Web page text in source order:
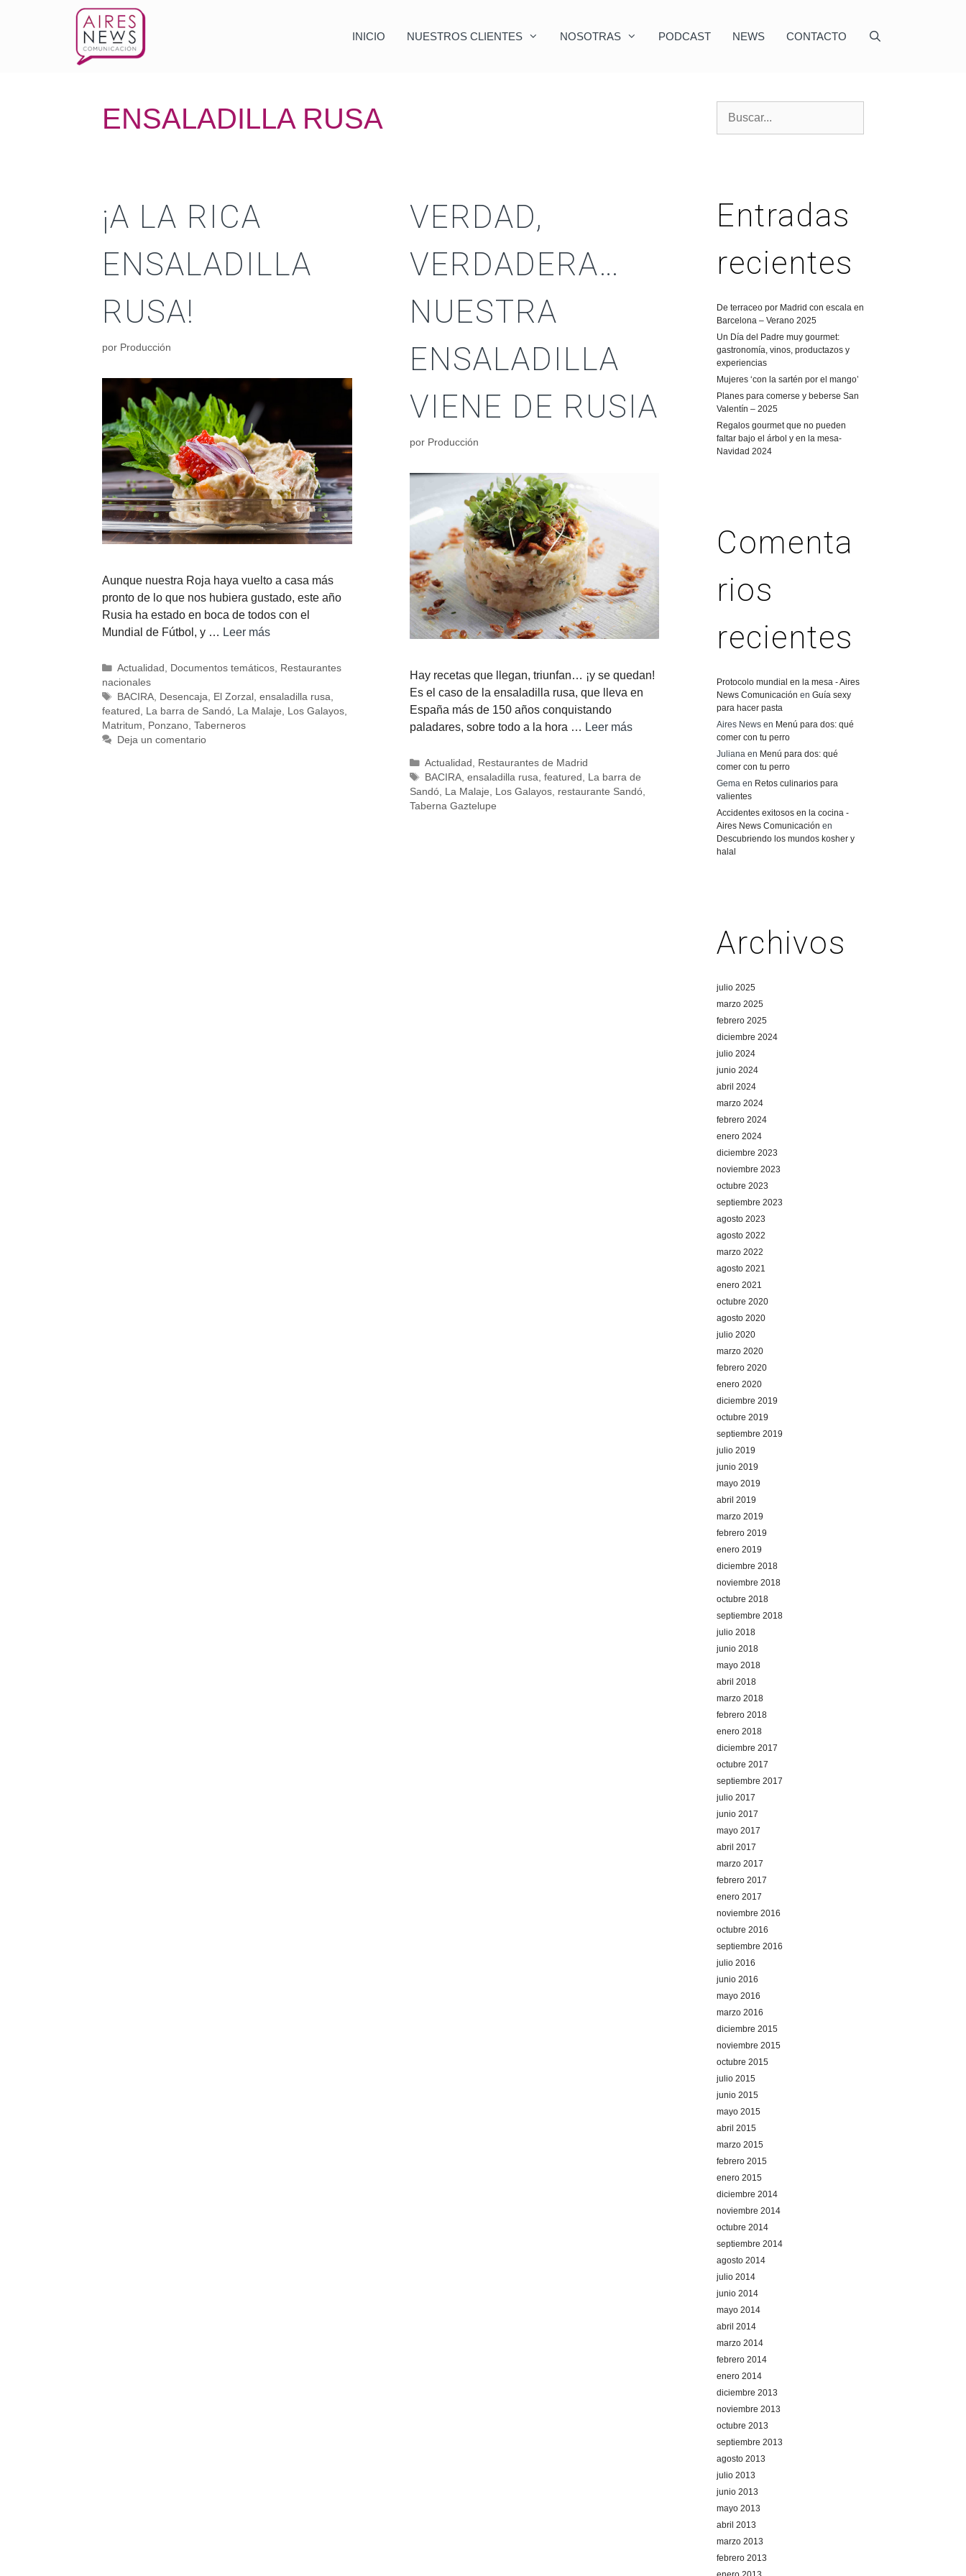
INICIO NUESTROS CLIENTES NOSOTRAS PODCAST NEWS CONTACTO
ENSALADILLA RUSA
¡A LA RICA
ENSALADILLA
RUSA!
por Producción
Aunque nuestra Roja haya vuelto a casa más
pronto de lo que nos hubiera gustado, este año
Rusia ha estado en boca de todos con el
Mundial de Fútbol, y … Leer más
Actualidad Documentos temáticos Restaurantes
nacionales
BACIRA Desencaja El Zorzal ,ensaladilla rusa
featured
La barra de Sandó La Malaje Los Galayos
Matritum
Ponzano Taberneros
Deja un comentario
VERDAD,
VERDADERA…
NUESTRA
ENSALADILLA
VIENE DE RUSIA
por Producción
Hay recetas que llegan, triunfan… ¡y se quedan!
Es el caso de la ensaladilla rusa, que lleva en
España más de 150 años conquistando
paladares, sobre todo a la hora … Leer más
Actualidad
Restaurantes de Madrid
BACIRA, ensaladilla rusa featured
La barra de
Sandó, La Malaje Los Galayos, restaurante Sandó,
Taberna Gaztelupe
Entradas
recientes
De terraceo por Madrid con escala en
Barcelona – Verano 2025
Un Día del Padre muy gourmet:
gastronomía, vinos, productazos y
experiencias
Mujeres ‘con la sartén por el mango’
Planes para comerse y beberse San
Valentín – 2025
Regalos gourmet que no pueden
faltar bajo el árbol y en la mesa-
Navidad 2024
Comenta
rios
recientes
Protocolo mundial en la mesa - Aires
News Comunicación en Guía sexy
para hacer pasta
Aires News en Menú para dos: qué
comer con tu perro
Juliana en Menú para dos: qué
comer con tu perro
Gema en Retos culinarios para
valientes
Accidentes exitosos en la cocina -
Aires News Comunicación en
Descubriendo los mundos kosher y
halal
Archivos
julio 2025
marzo 2025
febrero 2025
diciembre 2024
julio 2024
junio 2024
abril 2024
marzo 2024
febrero 2024
enero 2024
diciembre 2023
noviembre 2023
octubre 2023
septiembre 2023
agosto 2023
agosto 2022
marzo 2022
agosto 2021
enero 2021
octubre 2020
agosto 2020
julio 2020
marzo 2020
febrero 2020
enero 2020
diciembre 2019
octubre 2019
septiembre 2019
julio 2019
junio 2019
mayo 2019
abril 2019
marzo 2019
febrero 2019
enero 2019
diciembre 2018
noviembre 2018
octubre 2018
septiembre 2018
julio 2018
junio 2018
mayo 2018
abril 2018
marzo 2018
febrero 2018
enero 2018
diciembre 2017
octubre 2017
septiembre 2017
julio 2017
junio 2017
mayo 2017
abril 2017
marzo 2017
febrero 2017
enero 2017
noviembre 2016
octubre 2016
septiembre 2016
julio 2016
junio 2016
mayo 2016
marzo 2016
diciembre 2015
noviembre 2015
octubre 2015
julio 2015
junio 2015
mayo 2015
abril 2015
marzo 2015
febrero 2015
enero 2015
diciembre 2014
noviembre 2014
octubre 2014
septiembre 2014
agosto 2014
julio 2014
junio 2014
mayo 2014
abril 2014
marzo 2014
febrero 2014
enero 2014
diciembre 2013
noviembre 2013
octubre 2013
septiembre 2013
agosto 2013
julio 2013
junio 2013
mayo 2013
abril 2013
marzo 2013
febrero 2013